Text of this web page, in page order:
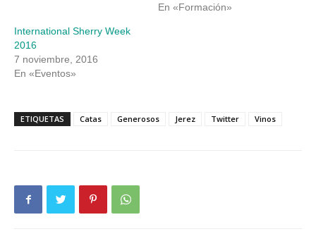
En «Formación»
International Sherry Week
2016
7 noviembre, 2016
En «Eventos»
ETIQUETAS Catas Generosos Jerez Twitter Vinos